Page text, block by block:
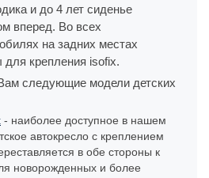
и до 4 лет сиденье
вперед. Во всех
на задних местах
крепления isofix.
следующие модели детских
- наиболее доступное в нашем
автокресло с креплением
в обе стороны к
новорожденных и более